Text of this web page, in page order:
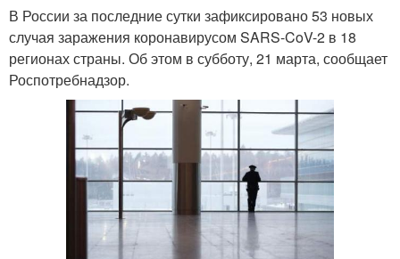
В России за последние сутки зафиксировано 53 новых
случая заражения коронавирусом SARS-CoV-2 в 18
регионах страны. Об этом в субботу, 21 марта, сообщает
Роспотребнадзор.